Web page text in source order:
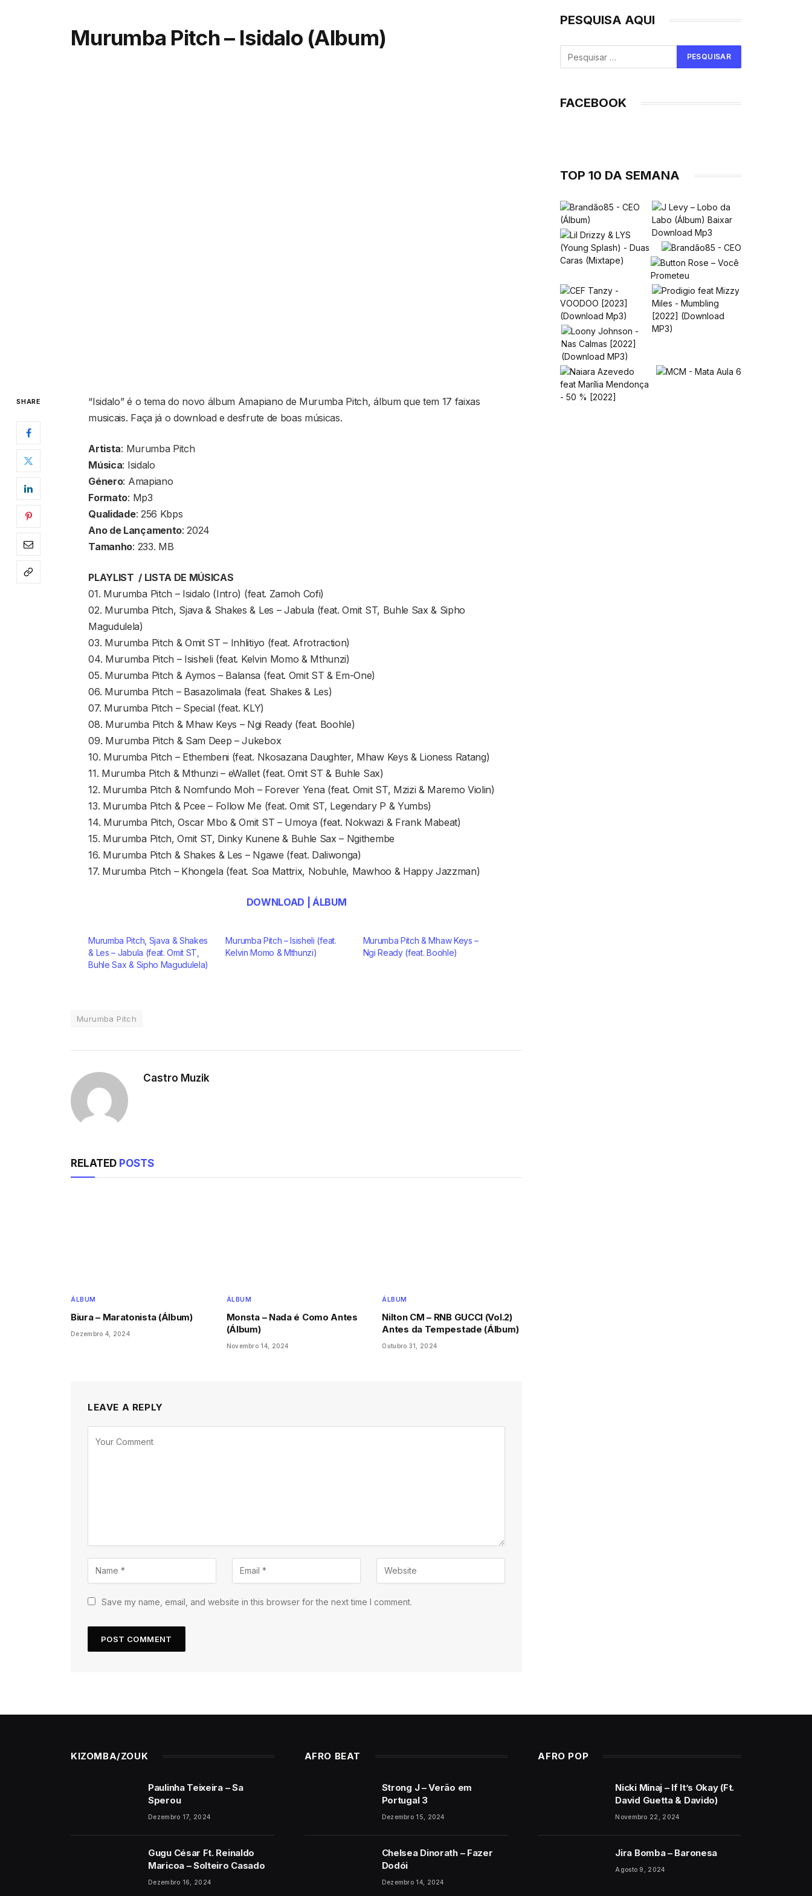
Murumba Pitch – Isidalo (Album)
SHARE
“Isidalo” é o tema do novo álbum Amapiano de Murumba Pitch, álbum que tem 17 faixas
musicais. Faça já o download e desfrute de boas músicas.
Artista: Murumba Pitch
Música: Isidalo
Género: Amapiano
Formato: Mp3
Qualidade: 256 Kbps
Ano de Lançamento: 2024
Tamanho: 233. MB
PLAYLIST / LISTA DE MÚSICAS
01. Murumba Pitch – Isidalo (Intro) (feat. Zamoh Cofi)
02. Murumba Pitch, Sjava & Shakes & Les – Jabula (feat. Omit ST, Buhle Sax & Sipho
Magudulela)
03. Murumba Pitch & Omit ST – Inhlitiyo (feat. Afrotraction)
04. Murumba Pitch – Isisheli (feat. Kelvin Momo & Mthunzi)
05. Murumba Pitch & Aymos – Balansa (feat. Omit ST & Em-One)
06. Murumba Pitch – Basazolimala (feat. Shakes & Les)
07. Murumba Pitch – Special (feat. KLY)
08. Murumba Pitch & Mhaw Keys – Ngi Ready (feat. Boohle)
09. Murumba Pitch & Sam Deep – Jukebox
10. Murumba Pitch – Ethembeni (feat. Nkosazana Daughter, Mhaw Keys & Lioness Ratang)
11. Murumba Pitch & Mthunzi – eWallet (feat. Omit ST & Buhle Sax)
12. Murumba Pitch & Nomfundo Moh – Forever Yena (feat. Omit ST, Mzizi & Maremo Violin)
13. Murumba Pitch & Pcee – Follow Me (feat. Omit ST, Legendary P & Yumbs)
14. Murumba Pitch, Oscar Mbo & Omit ST – Umoya (feat. Nokwazi & Frank Mabeat)
15. Murumba Pitch, Omit ST, Dinky Kunene & Buhle Sax – Ngithembe
16. Murumba Pitch & Shakes & Les – Ngawe (feat. Daliwonga)
17. Murumba Pitch – Khongela (feat. Soa Mattrix, Nobuhle, Mawhoo & Happy Jazzman)
DOWNLOAD | ÁLBUM
Murumba Pitch, Sjava & Shakes
& Les – Jabula (feat. Omit ST,
Buhle Sax & Sipho Magudulela)
Murumba Pitch – Isisheli (feat.
Kelvin Momo & Mthunzi)
Murumba Pitch & Mhaw Keys –
Ngi Ready (feat. Boohle)
Murumba Pitch
Castro Muzik
RELATED POSTS
ÁLBUM
Biura – Maratonista (Álbum)
Dezembro 4, 2024
ÁLBUM
Monsta – Nada é Como Antes
(Álbum)
Novembro 14, 2024
ÁLBUM
Nilton CM – RNB GUCCI (Vol.2)
Antes da Tempestade (Álbum)
Outubro 31, 2024
LEAVE A REPLY
Save my name, email, and website in this browser for the next time I comment.
PESQUISA AQUI
FACEBOOK
TOP 10 DA SEMANA
KIZOMBA/ZOUK
Paulinha Teixeira – Sa
Sperou
Dezembro 17, 2024
Gugu César Ft. Reinaldo
Maricoa – Solteiro Casado
Dezembro 16, 2024
AFRO BEAT
Strong J – Verão em
Portugal 3
Dezembro 15, 2024
Chelsea Dinorath – Fazer
Dodói
Dezembro 14, 2024
AFRO POP
Nicki Minaj – If It’s Okay (Ft.
David Guetta & Davido)
Novembro 22, 2024
Jira Bomba – Baronesa
Agosto 9, 2024